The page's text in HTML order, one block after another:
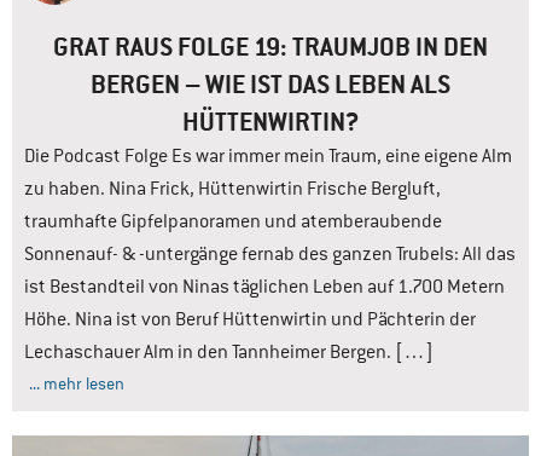
GRAT RAUS FOLGE 19: TRAUMJOB IN DEN
BERGEN – WIE IST DAS LEBEN ALS
HÜTTENWIRTIN?
Die Podcast Folge Es war immer mein Traum, eine eigene Alm
zu haben. Nina Frick, Hüttenwirtin Frische Bergluft,
traumhafte Gipfelpanoramen und atemberaubende
Sonnenauf- & -untergänge fernab des ganzen Trubels: All das
ist Bestandteil von Ninas täglichen Leben auf 1.700 Metern
Höhe. Nina ist von Beruf Hüttenwirtin und Pächterin der
Lechaschauer Alm in den Tannheimer Bergen. […]
... mehr lesen